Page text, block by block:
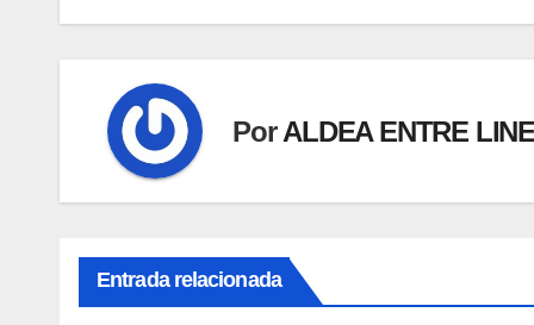
PorALDEA ENTRE
Entrada relacionada